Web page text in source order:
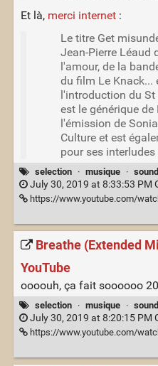
Et là, merci internet:
Le titre Get
Jean-Pierre Léaud
l'amour, de la
du film Le Knack...
l'introduction du
est le générique de
l'émission de
Culture et est
pour ses
selection · musique ·
July 30, 2019 at 8:33:53 PM
https://www.youtube.com/
Breathe (Extended
YouTube
oooouh, ça fait soooooo
selection · musique ·
July 30, 2019 at 8:20:15 PM
https://www.youtube.com/